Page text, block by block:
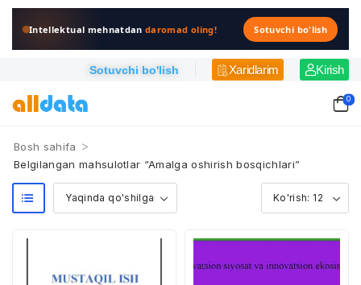
Intellektual mehnatdandaromad oling! Sotuvchi bo'lish
Sotuvchi bo'lish Xaridlarim Kirish
0
Bosh sahifa >
Belgilangan mahsulotlar “Amalga oshirish bosqichlari”